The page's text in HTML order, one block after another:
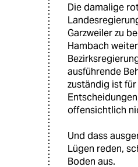
Die damalige
Garzweiler zu
Hambach
ausführende
zuständig ist
offensichtlich
Und dass
Lügen reden,
Boden aus.